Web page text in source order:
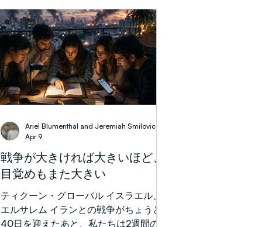
バルに際し、私たちは祈りの集いを行う
ためにそこを訪れました。このイベント
は中東最大規模のものとして宣伝されて
おり、なんと我が国の観光省によって後
押しされています。その開催地自体が驚
くほど皮肉な場所です。世界の「ゲイの
首都」の一つであるテルアビブではな
的な遺跡のすぐ隣に位置しています。
祈りながら、私は再び創世記18章から19
章へと引き寄せられました。私の心を打
ったのは、ソドムの裁きそのものだけで
なく、それを取り巻くより大きな文脈
――すなわち、YHWH（主の名を表す神
聖4文字）がアブラハムを訪れたこと、
神の御心の啓示、そして憐れみと裁きの
戦争が大きければ大きいほど、
目覚めもまた大きい
ティクーン・グローバル イスラエル、
エルサレム イランとの戦争がちょうど
40日を迎えたあと、私たちは2週間の停
Ariel Blumenthal and Jeremiah Smilovici
Apr 9